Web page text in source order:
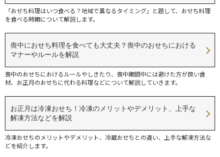
「おせち料理はいつ食べる？地域で異なるタイミング」と題して、おせち料理
を食べる時期について解説します。
喪中におせち料理を食べても大丈夫？喪中のおせちにおける
マナーやルールを解説
喪中のおせちにおけるルールやしきたり、喪中期間中には避けた方が良い食
材、お正月のおせちに代わる料理などについて解説していきます。
お正月は冷凍おせち！冷凍のメリットやデメリット、上手な
解凍方法などを解説
冷凍おせちのメリットやデメリット、冷蔵おせちとの違い、上手な解凍方法な
どを紹介します。